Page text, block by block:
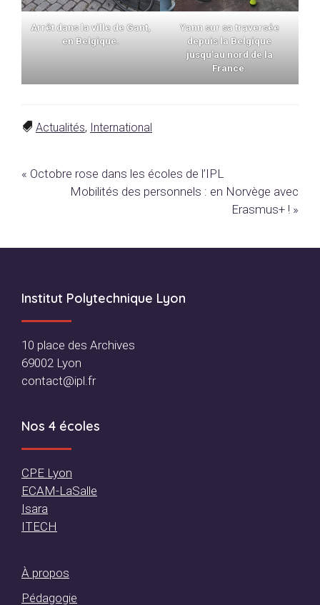
Arrêt dans la ville de Gant,
en Belgique.
Yann sur sa traversée
depuis la Belgique
jusqu’au nord de la
France.
Actualités, International
Article
précédent
« Octobre rose dans les écoles de l’IPL
Article
Mobilités des personnels : en Norvège avec
Erasmus+ ! »
Footer
Institut Polytechnique Lyon
10 place des Archives
69002 Lyon
contact@ipl.fr
Nos 4 écoles
CPE Lyon
ECAM-LaSalle
Isara
ITECH
À propos
Pédagogie